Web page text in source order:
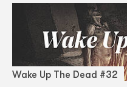
Wake Up The Dead #32